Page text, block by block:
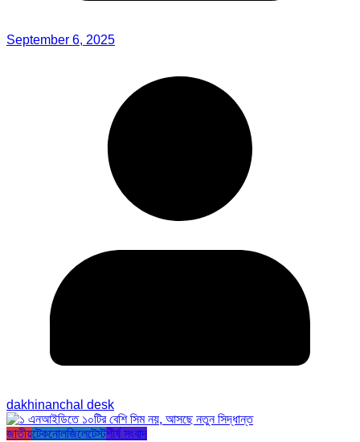
September 6, 2025
dakhinanchal desk
জাতীয়টেকনোলজিলেটেস্টশীর্ষ সংবাদ